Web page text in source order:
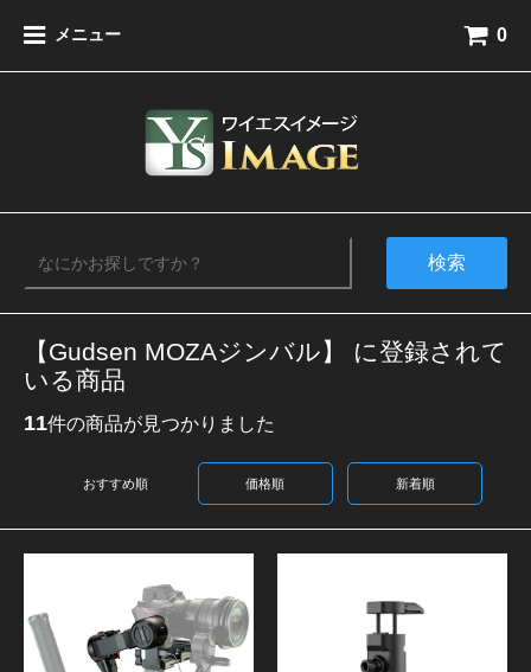
メニュー 0
検索
【Gudsen MOZAジンバル】 に登録されて
いる商品
11件の商品が見つかりました
おすすめ順 価格順 新着順